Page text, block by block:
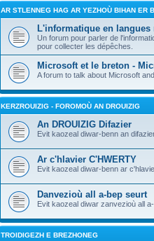
AR STLENNEG HAG AR YEZHOÙ BIHAN ER
L'informatique en
Un forum pour parler de
pour collecter les dépêches.
Microsoft et le breton -
A forum to talk about Microsoft
KERZROUIZIG - FOROMOÙ AN DROUIZIG
An DROUIZIG Difazier
Evit kaozeal diwar-benn an
Ar c'hlavier C'HWERTY
Evit kaozeal diwar-benn ar
Danvezioù all a-bep seurt
Evit kaozeal diwar zanvezioù all
TROIDIGEZH E BREZHONEG